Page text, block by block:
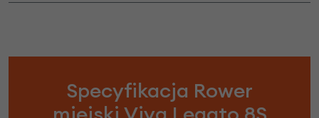
Specyfikacja Rower